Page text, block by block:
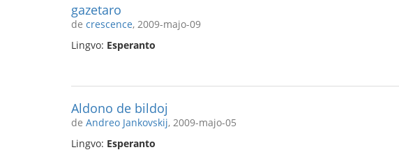
gazetaro
de crescence, 2009-majo-09
Lingvo: Esperanto
Aldono de bildoj
de Andreo Jankovskij, 2009-majo-05
Lingvo: Esperanto